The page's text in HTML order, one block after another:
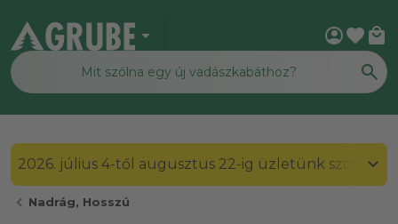
arrow_drop_down account_circlefavorite local_mall
2026. július 4-től augusztus 22-ig üzletünk
chevron_left Nadrág, Hosszú